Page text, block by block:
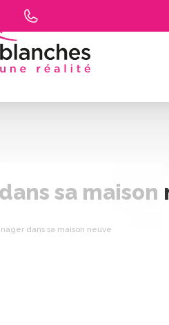
sa maison
dans sa maison neuve